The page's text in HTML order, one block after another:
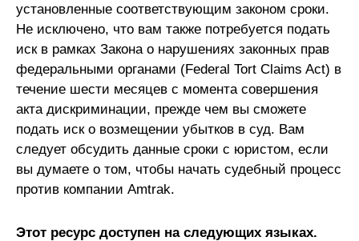
установленные соответствующим законом сроки.
Не исключено, что вам также потребуется подать
иск в рамках Закона о нарушениях законных прав
федеральными органами (Federal Tort Claims Act) в
течение шести месяцев с момента совершения
акта дискриминации, прежде чем вы сможете
подать иск о возмещении убытков в суд. Вам
следует обсудить данные сроки с юристом, если
вы думаете о том, чтобы начать судебный процесс
против компании Amtrak.
Этот ресурс доступен на следующих языках.